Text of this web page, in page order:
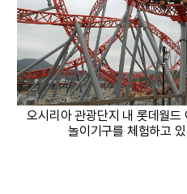
오시리아 관광단지 내 롯데월드
놀이기구를 체험하고